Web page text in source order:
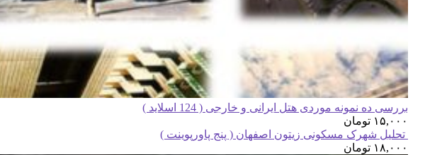
بررسی ده نمونه موردی هتل ایرانی و خارجی ( 124 اسلاید )
۱۵,۰۰۰ تومان
تحلیل شهرک مسکونی زیتون اصفهان ( پنج پاورپوینت )
۱۸,۰۰۰ تومان